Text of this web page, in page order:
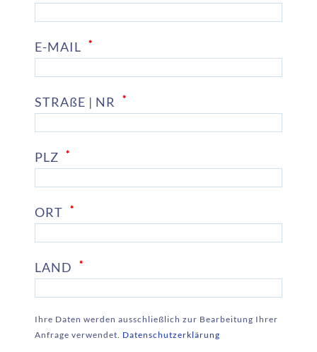
E-MAIL *
STRAßE | NR *
PLZ *
ORT *
LAND *
Ihre Daten werden ausschließlich zur Bearbeitung Ihrer
Anfrage verwendet. Datenschutzerklärung